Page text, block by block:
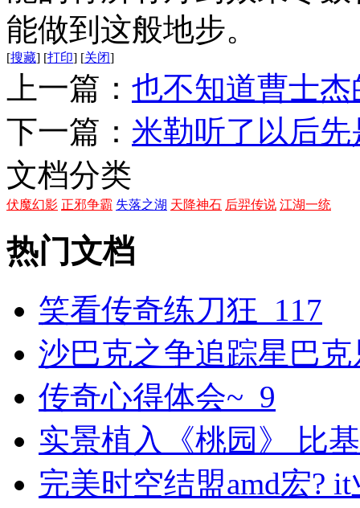
能做到这般地步。
[搜藏] [打印] [关闭]
上一篇： 也不知道曹士
下一篇： 米勒听了以后先
文档分类
伏魔幻影 正邪争霸 失落之湖 天降神石 后羿传说 江湖一统
热门文档
笑看传奇练刀狂_117
沙巴克之争追踪星巴
传奇心得体会~_9
实景植入《桃园》 比
完美时空结盟amd宏?